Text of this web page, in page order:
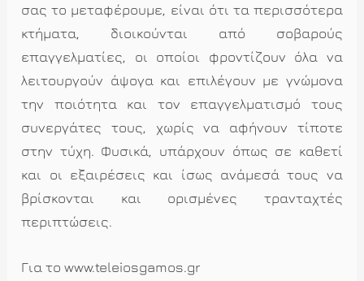
σας το μεταφέρουμε, είναι ότι τα περισσότερα
κτήματα, διοικούνται από σοβαρούς
επαγγελματίες, οι οποίοι φροντίζουν όλα να
λειτουργούν άψογα και επιλέγουν με γνώμονα
την ποιότητα και τον επαγγελματισμό τους
συνεργάτες τους, χωρίς να αφήνουν τίποτε
στην τύχη. Φυσικά, υπάρχουν όπως σε καθετί
και οι εξαιρέσεις και ίσως ανάμεσά τους να
βρίσκονται και ορισμένες τρανταχτές
περιπτώσεις.
Για το www.teleiosgamos.gr